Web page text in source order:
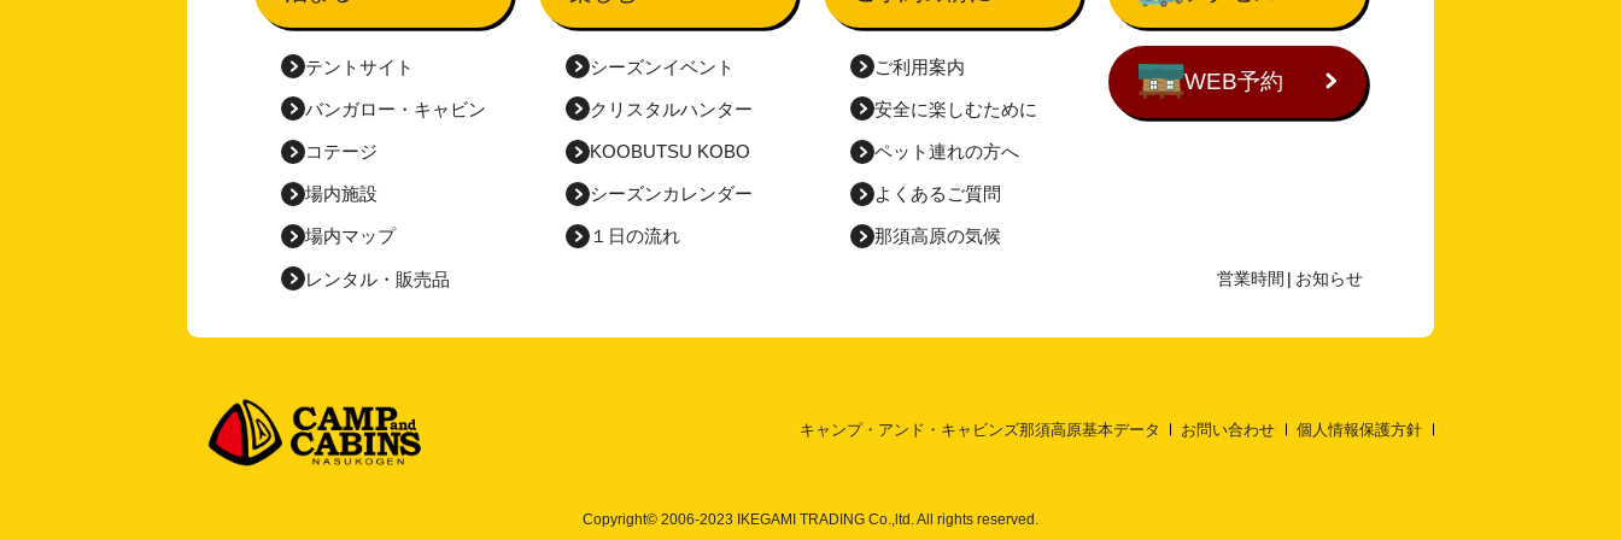
テントサイト
バンガロー・ キャビン
コテージ
場内施設
場内マップ
レンタル・販売品
シーズンイベント
クリスタルハンター
KOOBUTSU KOBO
シーズンカレンダー
１日の流れ
ご利用案内
安全に楽しむために
ペット連れの方へ
よくあるご質問
那須高原の気候
WEB予約
営業時間 | お知らせ
キャンプ・アンド・キャビンズ那須高原基本データ お問い合わせ 個人情報保護方針
Copyright© 2006-2023 IKEGAMI TRADING Co.,ltd. All rights reserved.